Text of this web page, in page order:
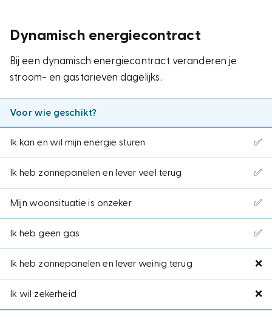
Dynamisch energiecontract
Bij een dynamisch energiecontract veranderen je
stroom- en gastarieven dagelijks.
Voor wie geschikt?
Ik kan en wil mijn energie sturen ✅
Ik heb zonnepanelen en lever veel terug ✅
Mijn woonsituatie is onzeker ✅
Ik heb geen gas ✅
Ik heb zonnepanelen en lever weinig terug ❌
Ik wil zekerheid ❌